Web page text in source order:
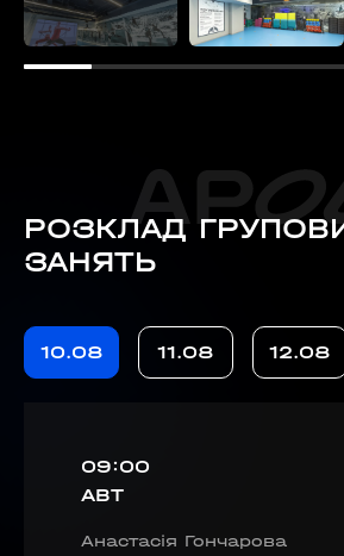
РОЗКЛАД
ЗАНЯТЬ
10.08 11.08 12.08
09:00
ABT
Анастасія Гончарова
00